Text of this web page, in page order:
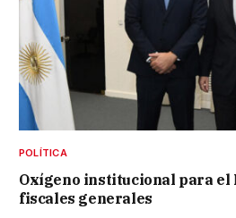
POLÍTICA
Oxígeno institucional para el
fiscales generales